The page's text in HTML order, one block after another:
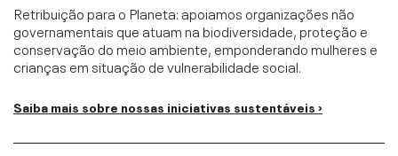
Retribuição para o Planeta: apoiamos organizações não
governamentais que atuam na biodiversidade, proteção e
conservação do meio ambiente, emponderando mulheres e
crianças em situação de vulnerabilidade social.
Saiba mais sobre nossas iniciativas sustentáveis ›